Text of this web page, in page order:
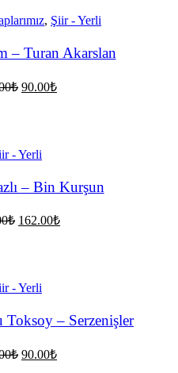
, Şiir - Yerli
– Turan Akarslan
₺ Orijinal
90.00₺Şu
- Yerli
– Bin Kurşun
₺ Orijinal
162.00₺Şu
- Yerli
Toksoy – Serzenişler
₺ Orijinal
90.00₺Şu